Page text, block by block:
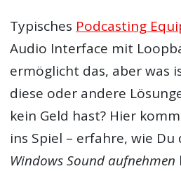
Typisches Podcasting
Audio Interface mit
ermöglicht das, aber was
diese oder andere
kein Geld hast? Hier
ins Spiel – erfahre, wie
Windows Sound aufnehmen